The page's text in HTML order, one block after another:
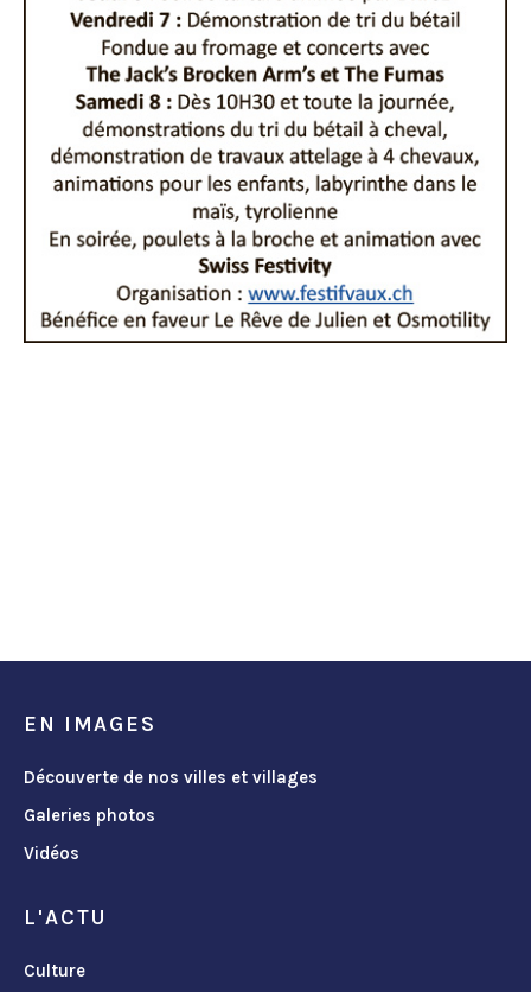
EN IMAGES
Découverte de nos villes et villages
Galeries photos
Vidéos
L'ACTU
Culture